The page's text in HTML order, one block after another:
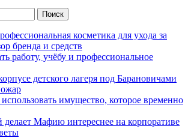
косметика для ухода за
бренда и средств
работу, учёбу и профессиональное
детского лагеря под Барановичами
имущество, которое временно
Мафию интереснее на корпоративе